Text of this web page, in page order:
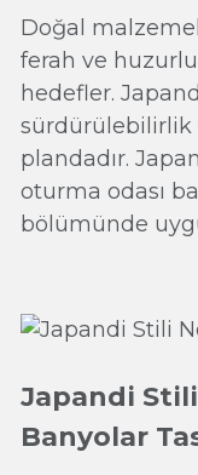
Doğal
ferah ve
hedefler.
sürdürülebilirlik
plandadır.
oturma odası
bölümünde
Japandi
Banyolar